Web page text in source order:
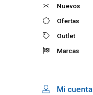
Nuevos
Ofertas
Outlet
Marcas
Mi cuenta